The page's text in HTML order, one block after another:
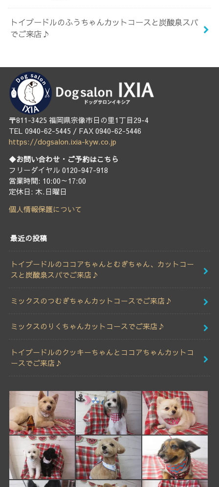
トイプードルのふうちゃんカットコースと炭酸泉スパ
でご来店♪
〒811-3425 福岡県宗像市日の里1丁目29-4
TEL 0940-62-5445 / FAX 0940-62-5446
https://dogsalon.ixia-kyw.co.jp
◆お問い合わせ・ご予約はこちら
フリーダイヤル 0120-947-918
営業時間: 10:00～17:00
定休日: 木.日曜日
個人情報保護について
最近の投稿
トイプードルのココアちゃんとむぎちゃん、カットコー
スと炭酸泉スパでご来店♪
ミックスのつむぎちゃんカットコースでご来店♪
ミックスのりくちゃんカットコースでご来店♪
トイプードルのクッキーちゃんとココアちゃんカットコ
ースでご来店♪